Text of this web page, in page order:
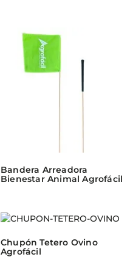
Bandera Arreadora
Bienestar Animal Agrofácil
Chupón Tetero Ovino
Agrofácil